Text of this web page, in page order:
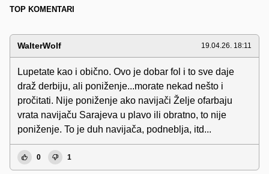
TOP KOMENTARI
WalterWolf 19.04.26. 18:11
Lupetate kao i obično. Ovo je dobar fol i to sve daje
draž derbiju, ali poniženje...morate nekad nešto i
pročitati. Nije poniženje ako navijači Želje ofarbaju
vrata navijaču Sarajeva u plavo ili obratno, to nije
poniženje. To je duh navijača, podneblja, itd...
0 1